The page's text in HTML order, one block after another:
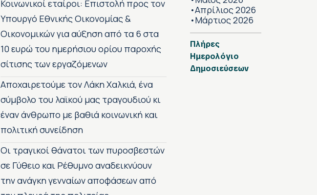
Κοινωνικοί εταίροι: Επιστολή προς τον
Υπουργό Εθνικής Οικονομίας &
Οικονομικών για αύξηση από τα 6 στα
10 ευρώ του ημερήσιου ορίου παροχής
σίτισης των εργαζόμενων
Αποχαιρετούμε τον Λάκη Χαλκιά, ένα
σύμβολο του λαϊκού μας τραγουδιού κι
έναν άνθρωπο με βαθιά κοινωνική και
πολιτική συνείδηση
Οι τραγικοί θάνατοι των πυροσβεστών
σε Γύθειο και Ρέθυμνο αναδεικνύουν
την ανάγκη γενναίων αποφάσεων από
•Απρίλιος 2026
•Μάρτιος 2026
Πλήρες
Ημερολόγιο
Δημοσιεύσεων